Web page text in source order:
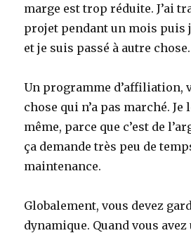
marge est trop réduite. J’ai
projet pendant un mois puis
et je suis passé à autre chose.
Un programme d’affiliation,
chose qui n’a pas marché. Je
même, parce que c’est de
ça demande très peu de
maintenance.
Globalement, vous devez
dynamique. Quand vous avez